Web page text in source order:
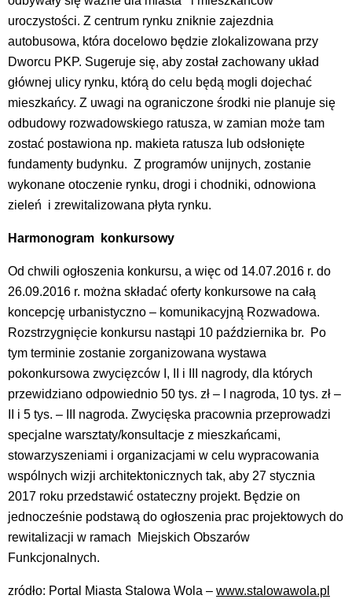
uroczystości. Z centrum rynku zniknie zajezdnia
autobusowa, która docelowo będzie zlokalizowana przy
Dworcu PKP. Sugeruje się, aby został zachowany układ
głównej ulicy rynku, którą do celu będą mogli dojechać
mieszkańcy. Z uwagi na ograniczone środki nie planuje się
odbudowy rozwadowskiego ratusza, w zamian może tam
zostać postawiona np. makieta ratusza lub odsłonięte
fundamenty budynku. Z programów unijnych, zostanie
wykonane otoczenie rynku, drogi i chodniki, odnowiona
zieleń i zrewitalizowana płyta rynku.
Harmonogram konkursowy
Od chwili ogłoszenia konkursu, a więc od 14.07.2016 r. do
26.09.2016 r. można składać oferty konkursowe na całą
koncepcję urbanistyczno – komunikacyjną Rozwadowa.
Rozstrzygnięcie konkursu nastąpi 10 października br. Po
tym terminie zostanie zorganizowana wystawa
pokonkursowa zwycięzców I, II i III nagrody, dla których
przewidziano odpowiednio 50 tys. zł – I nagroda, 10 tys. zł –
II i 5 tys. – III nagroda. Zwycięska pracownia przeprowadzi
specjalne warsztaty/konsultacje z mieszkańcami,
stowarzyszeniami i organizacjami w celu wypracowania
wspólnych wizji architektonicznych tak, aby 27 stycznia
2017 roku przedstawić ostateczny projekt. Będzie on
jednocześnie podstawą do ogłoszenia prac projektowych do
rewitalizacji w ramach Miejskich Obszarów
Funkcjonalnych.
zródło: Portal Miasta Stalowa Wola – www.stalowawola.pl